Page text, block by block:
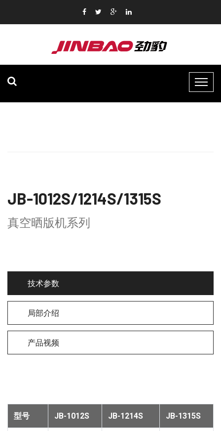
JB-1012S/1214S/1315S
真空晒版机系列
技术参数
局部介绍
产品视频
型号 JB-1012S JB-1214S JB-1315S